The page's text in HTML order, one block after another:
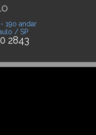
19o andar
/ SP
2843